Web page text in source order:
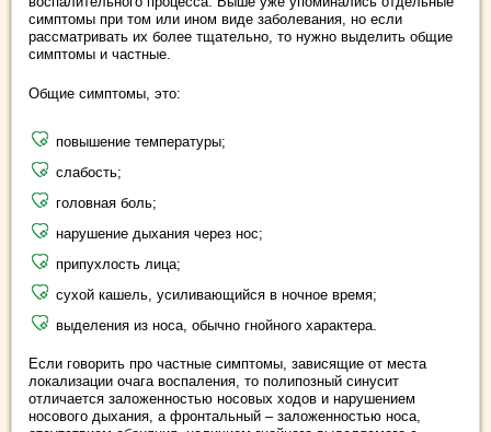
симптомы при том или ином виде заболевания, но если
рассматривать их более тщательно, то нужно выделить общие
симптомы и частные.
Общие симптомы, это:
повышение температуры;
слабость;
головная боль;
нарушение дыхания через нос;
припухлость лица;
сухой кашель, усиливающийся в ночное время;
выделения из носа, обычно гнойного характера.
Если говорить про частные симптомы, зависящие от места
локализации очага воспаления, то полипозный синусит
отличается заложенностью носовых ходов и нарушением
носового дыхания, а фронтальный – заложенностью носа,